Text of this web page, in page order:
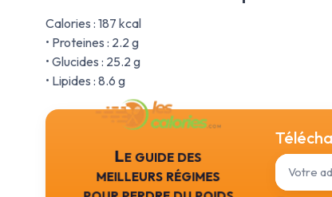
Calories : 187 kcal
• Proteines : 2.2 g
• Glucides : 25.2 g
• Lipides : 8.6 g
Le guide des
meilleurs régimes